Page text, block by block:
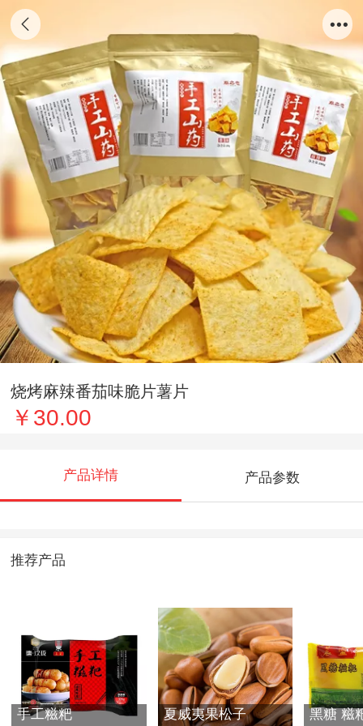
烧烤麻辣番茄味脆片薯片
￥30.00
产品详情 产品参数
推荐产品
手工糍粑 夏威夷果松子 黑糖 糍